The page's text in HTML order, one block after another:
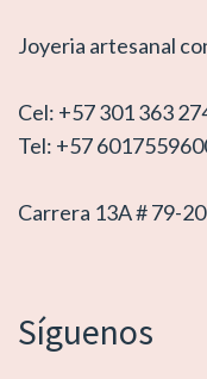
Joyeria artesanal
Cel: +57 301 363
Tel: +57
Carrera 13A # 79-
Síguenos